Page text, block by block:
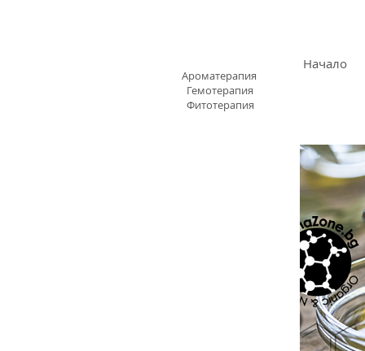
Ароматерапия
Гемотерапия
Фитотерапия
Начало